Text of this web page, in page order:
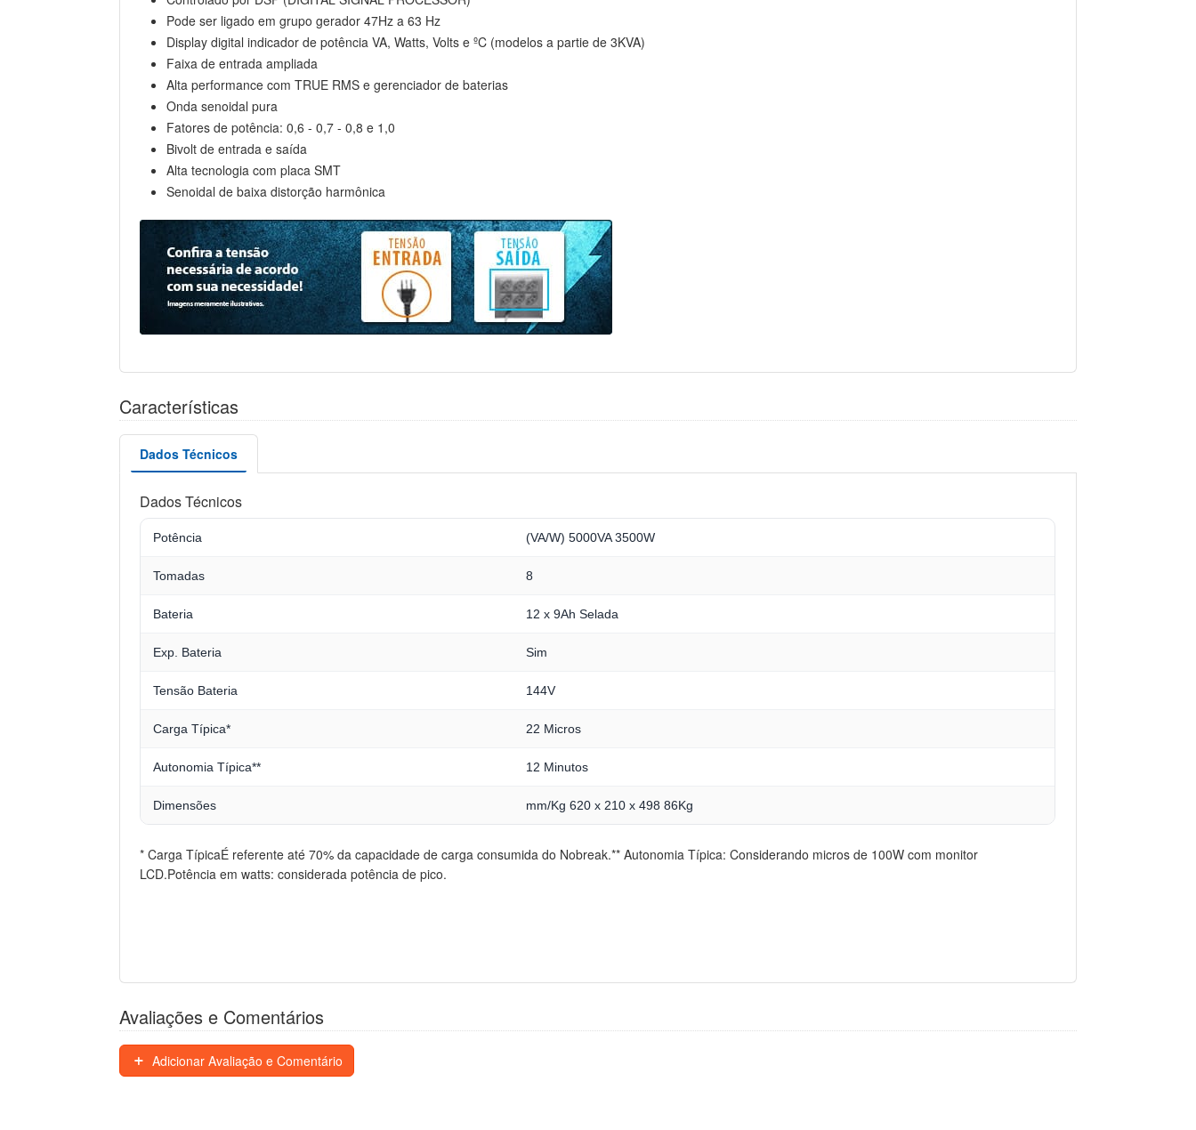
Pode ser ligado em grupo gerador 47Hz a 63 Hz
Display digital indicador de potência VA, Watts, Volts e ºC (modelos a partie de 3KVA)
Faixa de entrada ampliada
Alta performance com TRUE RMS e gerenciador de baterias
Onda senoidal pura
Fatores de potência: 0,6 - 0,7 - 0,8 e 1,0
Bivolt de entrada e saída
Alta tecnologia com placa SMT
Senoidal de baixa distorção harmônica
Características
Dados Técnicos
Dados Técnicos
Potência (VA/W) 5000VA 3500W
Tomadas 8
Bateria 12 x 9Ah Selada
Exp. Bateria Sim
Tensão Bateria 144V
Carga Típica* 22 Micros
Autonomia Típica** 12 Minutos
Dimensões mm/Kg 620 x 210 x 498 86Kg
* Carga TípicaÉ referente até 70% da capacidade de carga consumida do Nobreak.** Autonomia Típica: Considerando micros de 100W com monitor
LCD.Potência em watts: considerada potência de pico.
Avaliações e Comentários
Adicionar Avaliação e Comentário